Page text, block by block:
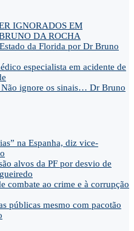
IGNORADOS EM
DA ROCHA
da Florida por Dr Bruno
especialista em acidente de
ignore os sinais… Dr Bruno
na Espanha, diz vice-
alvos da PF por desvio de
combate ao crime e à corrupção
públicas mesmo com pacotão